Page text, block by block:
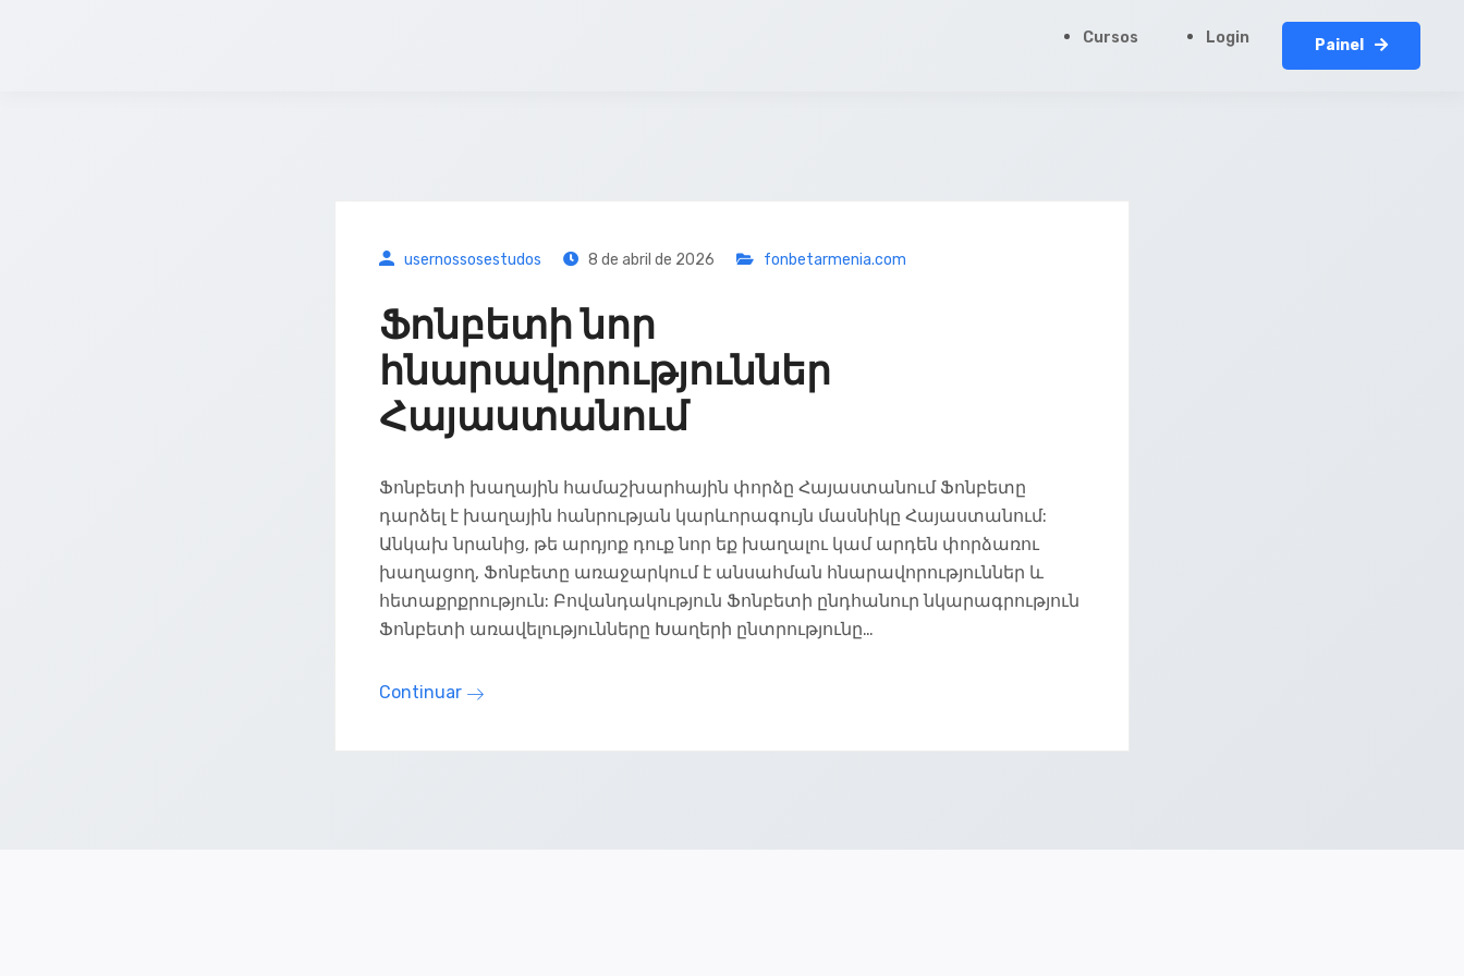
Cursos Login Painel
usernossosestudos 8 de abril de 2026 fonbetarmenia.com
Ֆոնբետի նոր
հնարավորություններ
Հայաստանում
Ֆոնբետի խաղային համաշխարհային փորձը Հայաստանում Ֆոնբետը
դարձել է խաղային հանրության կարևորագույն մասնիկը Հայաստանում:
Անկախ նրանից, թե արդյոք դուք նոր եք խաղալու կամ արդեն փորձառու
խաղացող, Ֆոնբետը առաջարկում է անսահման հնարավորություններ և
հետաքրքրություն: Բովանդակություն Ֆոնբետի ընդհանուր նկարագրություն
Ֆոնբետի առավելությունները Խաղերի ընտրությունը…
Continuar